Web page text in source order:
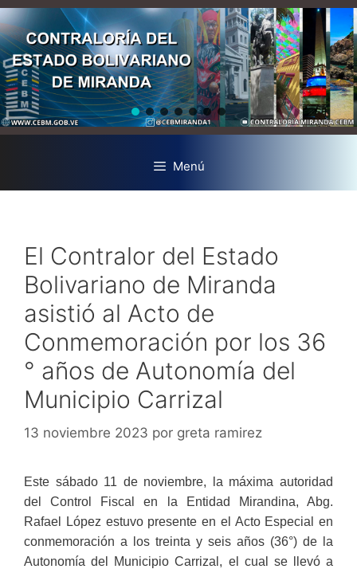
Menú
El Contralor del Estado
Bolivariano de Miranda
asistió al Acto de
Conmemoración por los 36
° años de Autonomía del
Municipio Carrizal
13 noviembre 2023 por greta ramirez
Este sábado 11 de noviembre, la máxima autoridad
del Control Fiscal en la Entidad Mirandina, Abg.
Rafael López estuvo presente en el Acto Especial en
conmemoración a los treinta y seis años (36°) de la
Autonomía del Municipio Carrizal, el cual se llevó a